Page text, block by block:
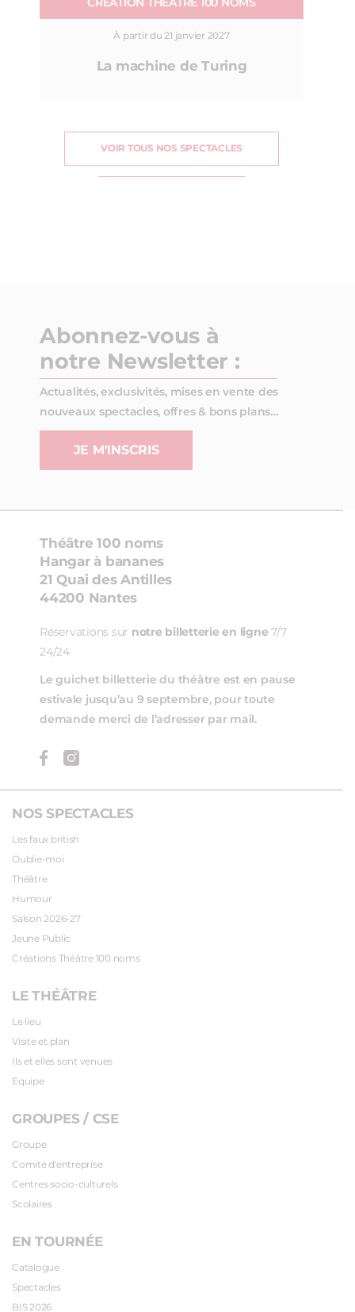
CRÉATION THÉÂTRE 100 NOMS
À partir du 21 janvier 2027
La machine de Turing
VOIR TOUS NOS SPECTACLES
Abonnez-vous à
notre Newsletter :
Actualités, exclusivités, mises en vente des
nouveaux spectacles, offres & bons plans…
JE M'INSCRIS
NOS SPECTACLES
Les faux british
Oublie-moi
Théâtre
Humour
Saison 2026-27
Jeune Public
Créations Théâtre 100 noms
LE THÉÂTRE
Le lieu
Visite et plan
Ils et elles sont venues
Equipe
GROUPES / CSE
Groupe
Comité d'entreprise
Centres socio-culturels
Scolaires
EN TOURNÉE
Catalogue
Spectacles
BIS 2026
Théâtre 100 noms
Hangar à bananes
21 Quai des Antilles
44200 Nantes
Réservations sur notre billetterie en ligne 7/7
24/24
Le guichet billetterie du théâtre est en pause
estivale jusqu’au 9 septembre, pour toute
demande merci de l’adresser par mail.